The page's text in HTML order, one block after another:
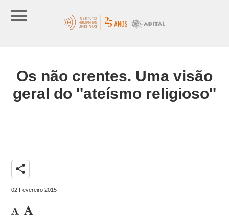
Os não crentes. Uma visão
geral do ''ateísmo religioso''
share
02 Fevereiro 2015